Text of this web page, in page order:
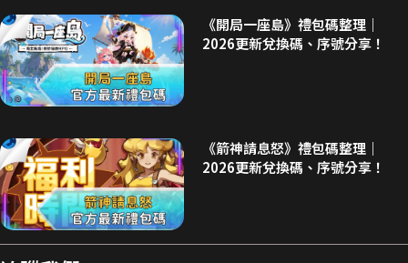
《開局一座島》禮包碼整理｜
2026更新兌換碼、序號分享！
《箭神請息怒》禮包碼整理｜
2026更新兌換碼、序號分享！